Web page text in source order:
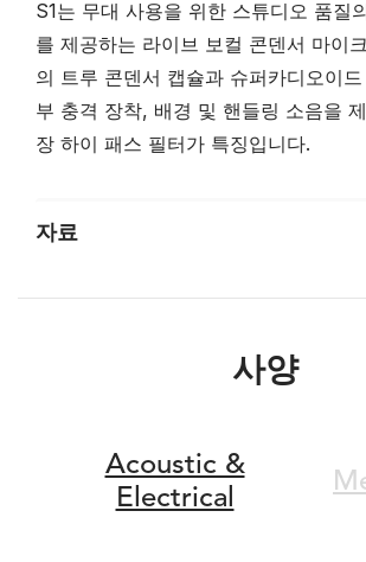
S1는 무대 사용을 위한 스튜디오 품질
를 제공하는 라이브 보컬 콘덴서 마이
의 트루 콘덴서 캡슐과 슈퍼카디오이
부 충격 장착, 배경 및 핸들링 소음을
장 하이 패스 필터가 특징입니다.
자료
사양
Acoustic &
Electrical